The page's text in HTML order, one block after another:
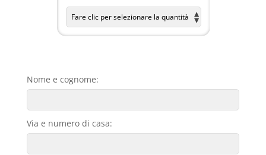
Nome e cognome:
Via e numero di casa: